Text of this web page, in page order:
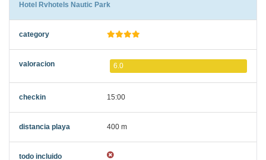
Hotel Rvhotels Nautic Park
6.0
15:00
400 m